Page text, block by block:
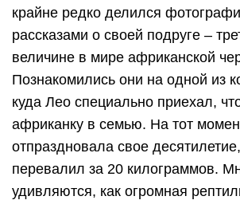
крайне редко делился
рассказами о своей подруге –
величине в мире африканской
Познакомились они на одной из
куда Лео специально приехал,
африканку в семью. На тот
отпраздновала свое
перевалил за 20 килограммов.
удивляются, как огромная